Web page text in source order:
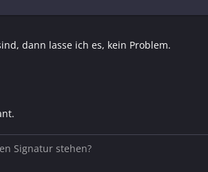
dann lasse ich es, kein Problem.
Signatur stehen?